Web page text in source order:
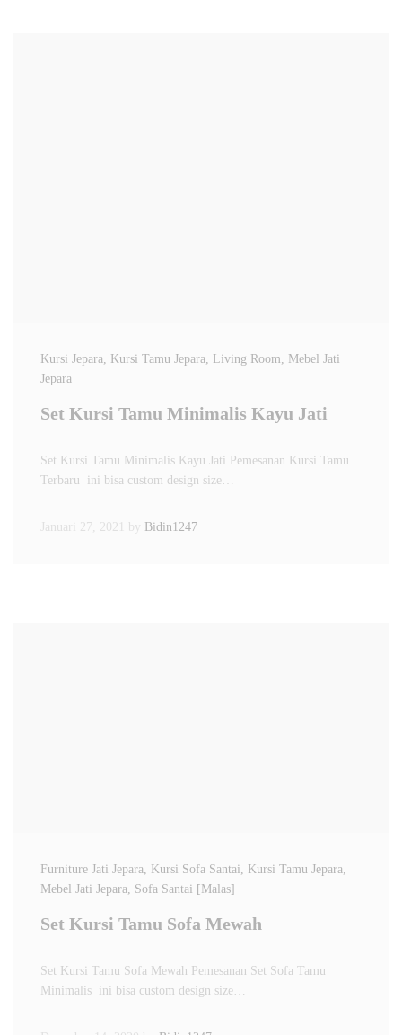
Kursi Jepara, Kursi Tamu Jepara, Living Room, Mebel Jati
Jepara
Set Kursi Tamu Minimalis Kayu Jati
Set Kursi Tamu Minimalis Kayu Jati Pemesanan Kursi Tamu
Terbaru ini bisa custom design size…
Januari 27, 2021 by Bidin1247
Furniture Jati Jepara, Kursi Sofa Santai, Kursi Tamu Jepara,
Mebel Jati Jepara, Sofa Santai [Malas]
Set Kursi Tamu Sofa Mewah
Set Kursi Tamu Sofa Mewah Pemesanan Set Sofa Tamu
Minimalis ini bisa custom design size…